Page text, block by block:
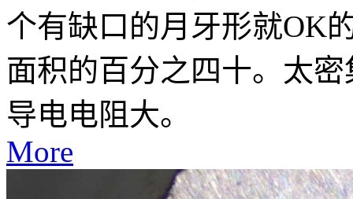
个有缺口的月牙形就OK
面积的百分之四十。太
导电电阻大。
More